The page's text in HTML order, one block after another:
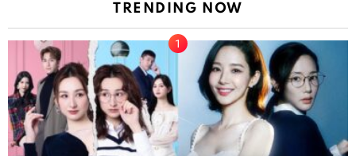
TRENDING NOW